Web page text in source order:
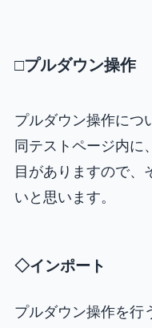
□プルダウン操作
プルダウン操作につ
同テストページ内に
目がありますので、
いと思います。
◇インポート
プルダウン操作を行